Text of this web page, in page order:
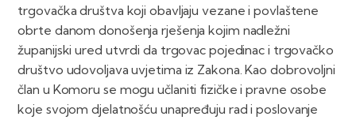
trgovačka društva koji obavljaju vezane i povlaštene
obrte danom donošenja rješenja kojim nadležni
županijski ured utvrdi da trgovac pojedinac i trgovačko
društvo udovoljava uvjetima iz Zakona. Kao dobrovoljni
član u Komoru se mogu učlaniti fizičke i pravne osobe
koje svojom djelatnošću unapređuju rad i poslovanje